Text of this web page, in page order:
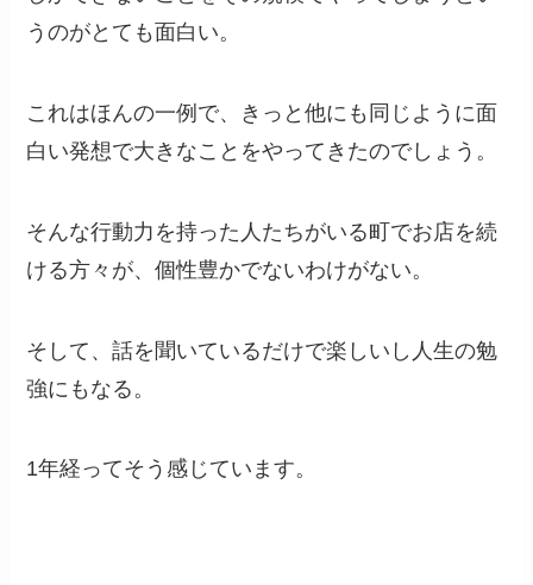
うのがとても面白い。
これはほんの一例で、きっと他にも同じように面
白い発想で大きなことをやってきたのでしょう。
そんな行動力を持った人たちがいる町でお店を続
ける方々が、個性豊かでないわけがない。
そして、話を聞いているだけで楽しいし人生の勉
強にもなる。
1年経ってそう感じています。